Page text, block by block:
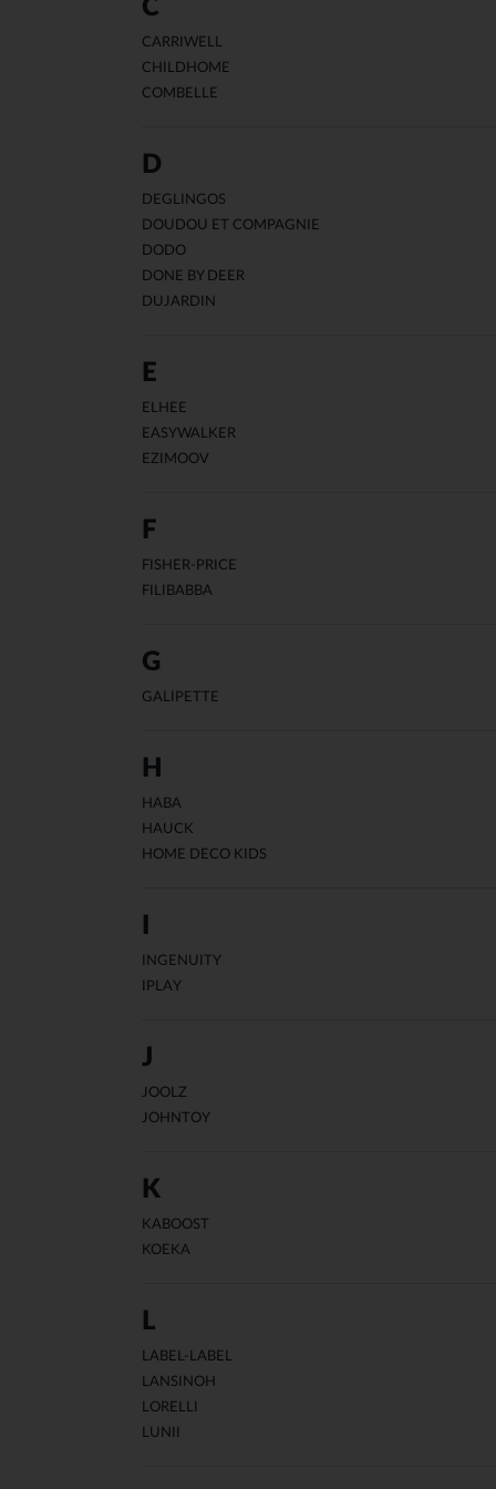
C
CARRIWELL
CHILDHOME
COMBELLE
D
DEGLINGOS
DOUDOU ET COMPAGNIE
DODO
DONE BY DEER
DUJARDIN
E
ELHEE
EASYWALKER
EZIMOOV
F
FISHER-PRICE
FILIBABBA
G
GALIPETTE
H
HABA
HAUCK
HOME DECO KIDS
INGENUITY
IPLAY
J
JOOLZ
JOHNTOY
K
KABOOST
KOEKA
L
LABEL-LABEL
LANSINOH
LORELLI
LUNII